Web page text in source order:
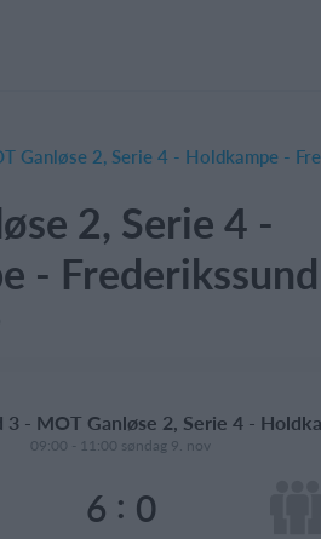
Ganløse 2, Serie 4 - Holdkampe -
2, Serie 4 -
-
3 - MOT Ganløse 2, Serie 4 -
09:00 - 11:00 søndag 9. nov
6 : 0